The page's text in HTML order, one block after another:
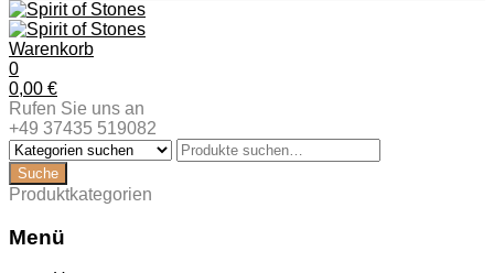
Warenkorb
0
0,00 €
Rufen Sie uns an
+49 37435 519082
Produktkategorien
Menü